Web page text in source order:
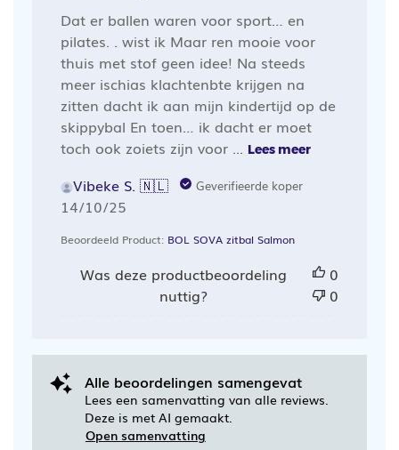
Dat er ballen waren voor sport… en
pilates. . wist ik Maar ren mooie voor
thuis met stof geen idee! Na steeds
meer ischias klachtenbte krijgen na
zitten dacht ik aan mijn kindertijd op de
skippybal En toen… ik dacht er moet
toch ook zoiets zijn voor ... Lees meer
Vibeke S. 🇳🇱 Geverifieerde koper
Publicatiedatum
14/10/25
Beoordeeld Product: BOL SOVA zitbal Salmon
Was deze productbeoordeling
nuttig?
0
0
Alle beoordelingen samengevat
Lees een samenvatting van alle reviews.
Deze is met AI gemaakt.
Open samenvatting